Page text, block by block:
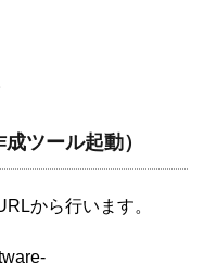
ツール起動）
から行います。